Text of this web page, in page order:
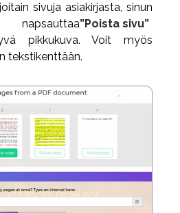
sivuja asiakirjasta, sinun
”Poista sivu”
pikkukuva. Voit myös
tekstikenttään.